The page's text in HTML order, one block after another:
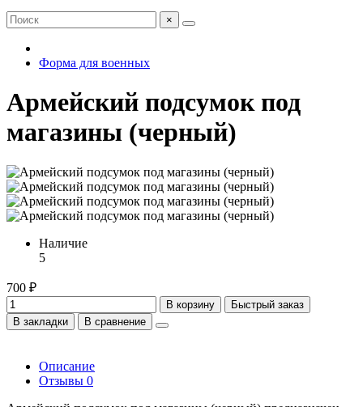
×
Форма для военных
Армейский подсумок под
магазины (черный)
Наличие
5
700 ₽
В корзину
Быстрый заказ
В закладки
В сравнение
Описание
Отзывы 0